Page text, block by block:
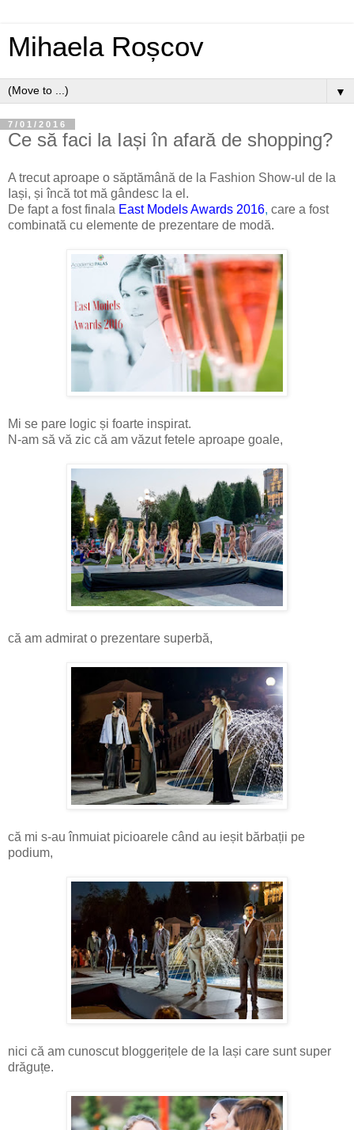
Mihaela Roșcov
▼
7/01/2016
Ce să faci la Iași în afară de shopping?
A trecut aproape o săptămână de la Fashion Show-ul de la
Iași, și încă tot mă gândesc la el.
De fapt a fost finala East Models Awards 2016, care a fost
combinată cu elemente de prezentare de modă.
Mi se pare logic și foarte inspirat.
N-am să vă zic că am văzut fetele aproape goale,
că am admirat o prezentare superbă,
că mi s-au înmuiat picioarele când au ieșit bărbații pe
podium,
nici că am cunoscut bloggerițele de la Iași care sunt super
drăguțe.